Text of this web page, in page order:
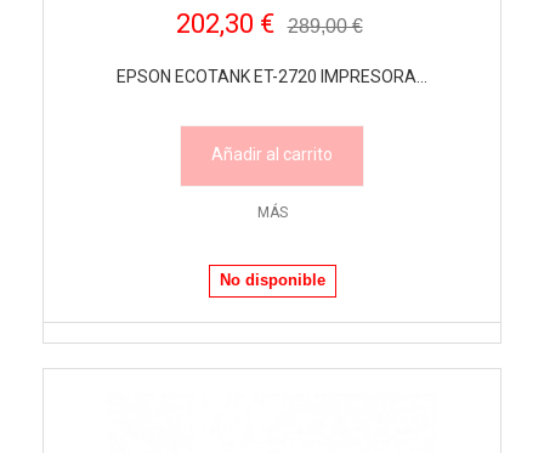
202,30 € 289,00 €
EPSON ECOTANK ET-2720 IMPRESORA...
Añadir al carrito
MÁS
No disponible